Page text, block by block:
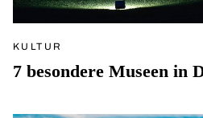
KULTUR
7 besondere Museen in